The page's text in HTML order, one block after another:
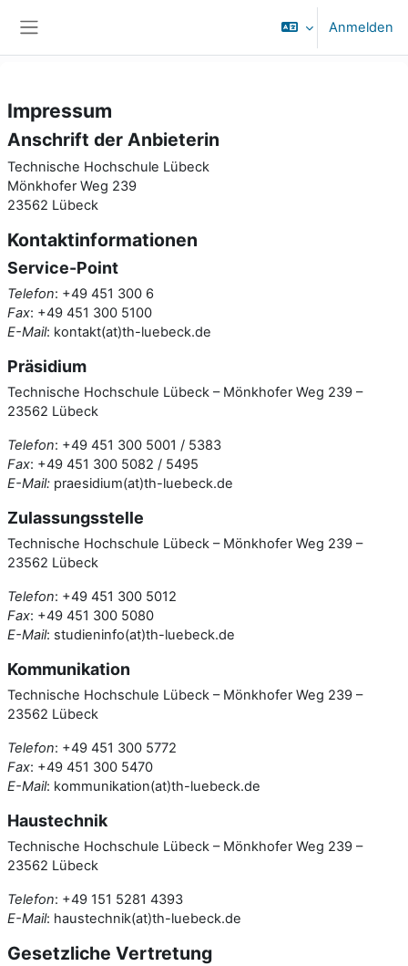
Anmelden
Impressum
Anschrift der Anbieterin
Technische Hochschule Lübeck
Mönkhofer Weg 239
23562 Lübeck
Kontaktinformationen
Service-Point
Telefon: +49 451 300 6
Fax: +49 451 300 5100
E-Mail: kontakt(at)th-luebeck.de
Präsidium
Technische Hochschule Lübeck – Mönkhofer Weg 239 –
23562 Lübeck
Telefon: +49 451 300 5001 / 5383
Fax: +49 451 300 5082 / 5495
E-Mail: praesidium(at)th-luebeck.de
Zulassungsstelle
Technische Hochschule Lübeck – Mönkhofer Weg 239 –
23562 Lübeck
Telefon: +49 451 300 5012
Fax: +49 451 300 5080
E-Mail: studieninfo(at)th-luebeck.de
Kommunikation
Technische Hochschule Lübeck – Mönkhofer Weg 239 –
23562 Lübeck
Telefon: +49 451 300 5772
Fax: +49 451 300 5470
E-Mail: kommunikation(at)th-luebeck.de
Haustechnik
Technische Hochschule Lübeck – Mönkhofer Weg 239 –
23562 Lübeck
Telefon: +49 151 5281 4393
E-Mail: haustechnik(at)th-luebeck.de
Gesetzliche Vertretung